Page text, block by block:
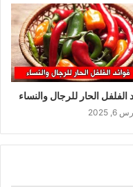
الفلفل الحار للرجال والنساء
2025